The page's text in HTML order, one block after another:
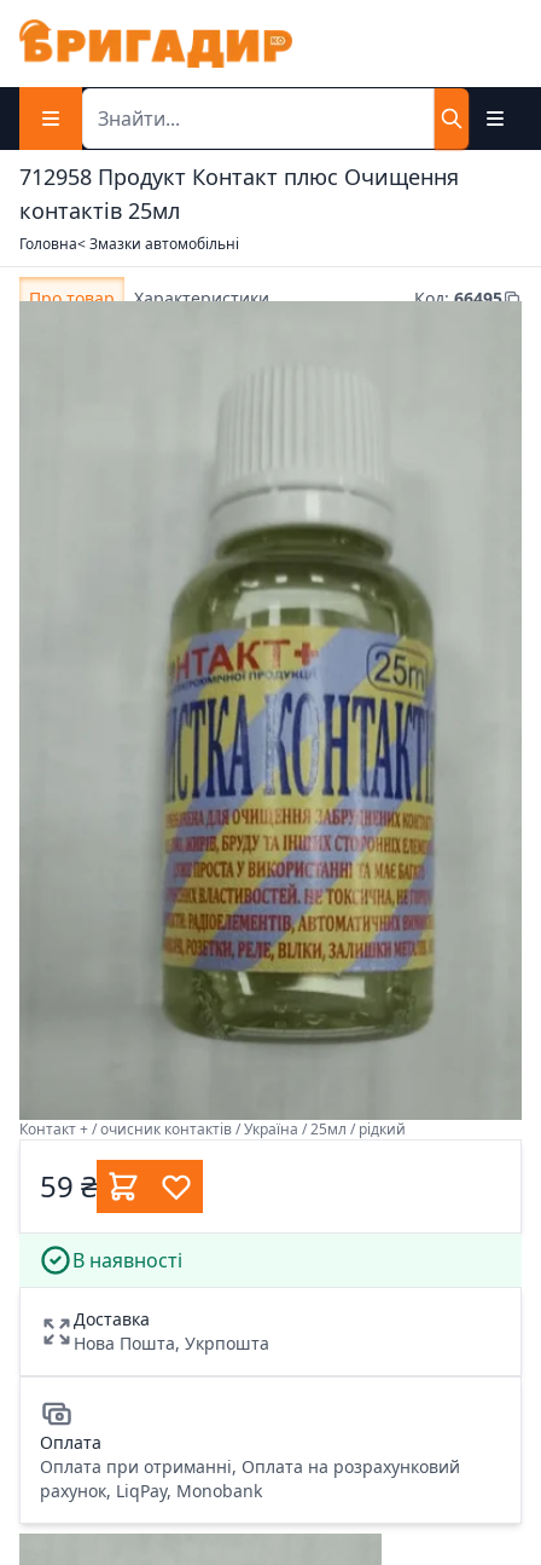
712958 Продукт Контакт плюс Очищення
контактів 25мл
Головна< Змазки автомобільні
Про товар Характеристики Код:66495
Контакт + / очисник контактів / Україна / 25мл / рідкий
59 ₴
В наявності
Доставка
Нова Пошта, Укрпошта
Оплата
Оплата при отриманні, Оплата на розрахунковий
рахунок, LiqPay, Monobank